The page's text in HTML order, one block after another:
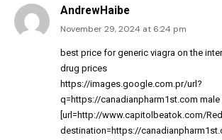
AndrewHaibe
November 29, 2024 at 6:24 pm
best price for generic viagra on the
drug prices
https://images.google.com.pr/url?
q=https://canadianpharm1st.com male
[url=http://www.capitolbeatok.com/
destination=https://